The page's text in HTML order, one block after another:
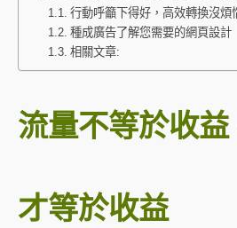
行動呼籲下得好，高效轉換沒煩
種成廣告了解您需要的網頁設計
相關文章:
流量不等於收
才等於收益